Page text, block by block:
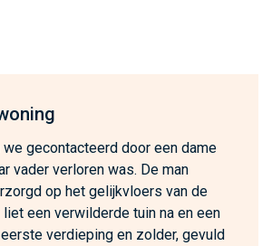
gecontacteerd door een dame
vader verloren was. De man
op het gelijkvloers van de
liet een verwilderde tuin na en een
verdieping en zolder, gevuld